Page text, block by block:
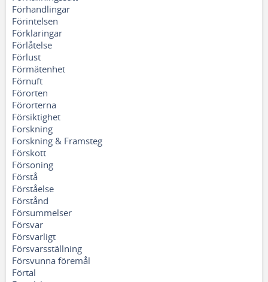
Förhandlingar
Förintelsen
Förklaringar
Förlåtelse
Förlust
Förmätenhet
Förnuft
Förorten
Förorterna
Försiktighet
Forskning
Forskning & Framsteg
Förskott
Försoning
Förstå
Förståelse
Förstånd
Försummelser
Försvar
Försvarligt
Försvarsställning
Försvunna föremål
Förtal